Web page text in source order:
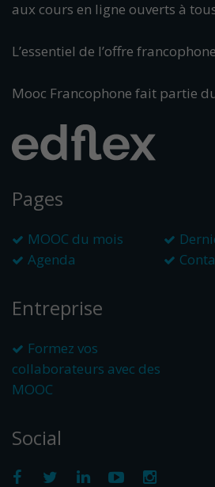
aux cours en ligne ouverts à
L’essentiel de l’offre
Mooc Francophone fait partie
Pages
MOOC du mois
Agenda
Entreprise
Formez vos
collaborateurs avec des
MOOC
Social